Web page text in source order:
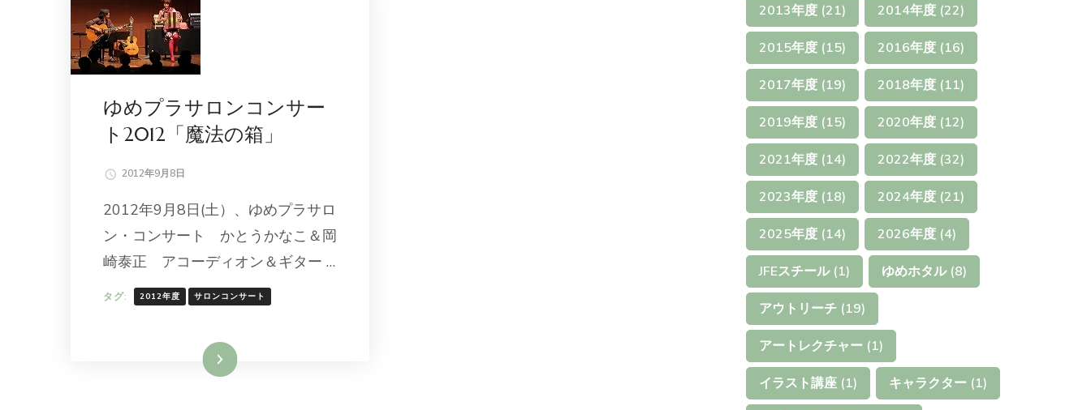
ゆめプラサロンコンサー
ト2012「魔法の箱」
2012年9月8日
2012年9月8日(土）、ゆめプラサロ
ン・コンサート かとうかなこ＆岡
崎泰正 アコーディオン＆ギター …
タグ: 2012年度 サロンコンサート
続きを読む
2013年度(21) 2014年度(22)
2015年度(15) 2016年度(16)
2017年度(19) 2018年度(11)
2019年度(15) 2020年度(12)
2021年度(14) 2022年度(32)
2023年度(18) 2024年度(21)
2025年度(14) 2026年度(4)
JFEスチール(1) ゆめホタル(8)
アウトリーチ(19)
アートレクチャー (1)
イラスト講座(1) キャラクター (1)